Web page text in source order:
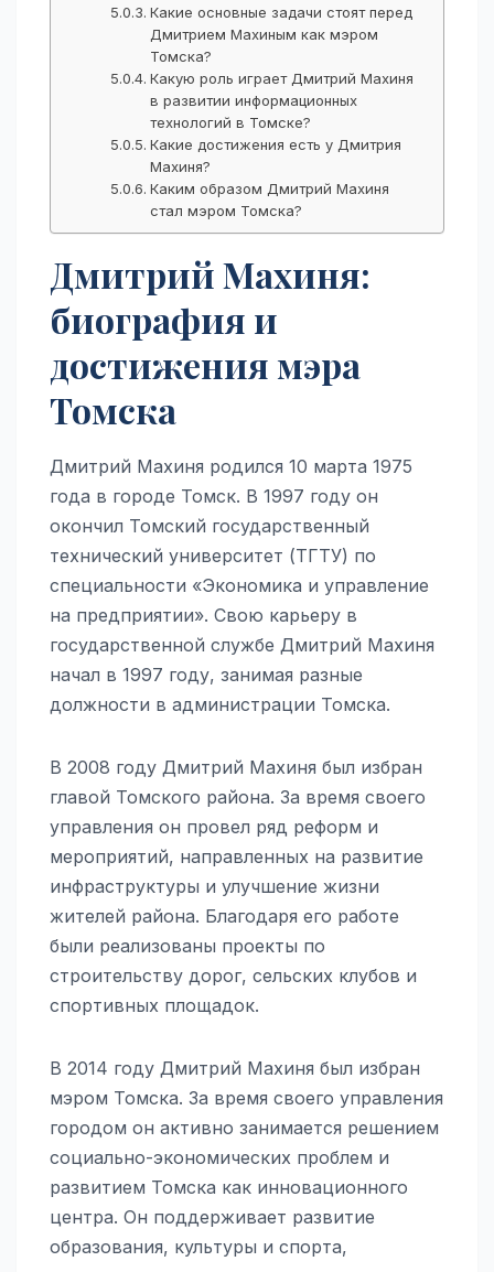
Какие основные задачи стоят перед
Дмитрием Махиным как мэром
Томска?
Какую роль играет Дмитрий Махиня
в развитии информационных
технологий в Томске?
Какие достижения есть у Дмитрия
Махиня?
Каким образом Дмитрий Махиня
стал мэром Томска?
Дмитрий Махиня:
биография и
достижения мэра
Томска
Дмитрий Махиня родился 10 марта 1975
года в городе Томск. В 1997 году он
окончил Томский государственный
технический университет (ТГТУ) по
специальности «Экономика и управление
на предприятии». Свою карьеру в
государственной службе Дмитрий Махиня
начал в 1997 году, занимая разные
должности в администрации Томска.
В 2008 году Дмитрий Махиня был избран
главой Томского района. За время своего
управления он провел ряд реформ и
мероприятий, направленных на развитие
инфраструктуры и улучшение жизни
жителей района. Благодаря его работе
были реализованы проекты по
строительству дорог, сельских клубов и
спортивных площадок.
В 2014 году Дмитрий Махиня был избран
мэром Томска. За время своего управления
городом он активно занимается решением
социально-экономических проблем и
развитием Томска как инновационного
центра. Он поддерживает развитие
образования, культуры и спорта,